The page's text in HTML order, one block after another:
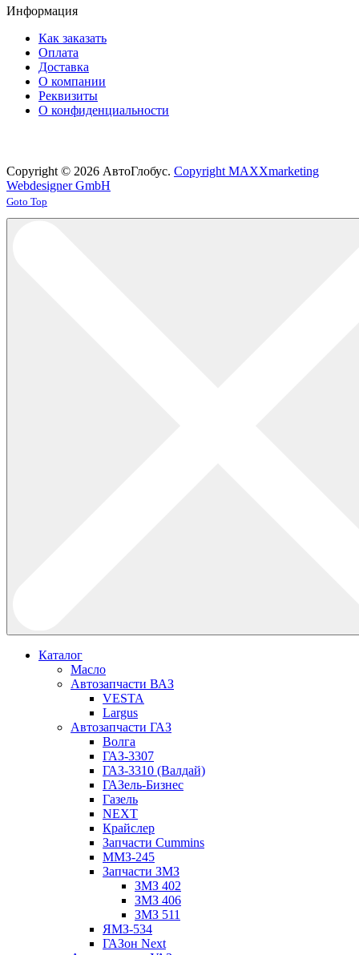
Информация
Как заказать
Оплата
Доставка
О компании
Реквизиты
О конфиденциальности
Copyright © 2026 АвтоГлобус. Copyright MAXXmarketing
Webdesigner GmbH
Joomla! 3 Templates
Goto Top
Каталог
Масло
Автозапчасти ВАЗ
VESTA
Largus
Автозапчасти ГАЗ
Волга
ГАЗ-3307
ГАЗ-3310 (Валдай)
ГАЗель-Бизнес
Газель
NEXT
Крайслер
Запчасти Cummins
ММЗ-245
Запчасти ЗМЗ
ЗМЗ 402
ЗМЗ 406
ЗМЗ 511
ЯМЗ-534
ГАЗон Next